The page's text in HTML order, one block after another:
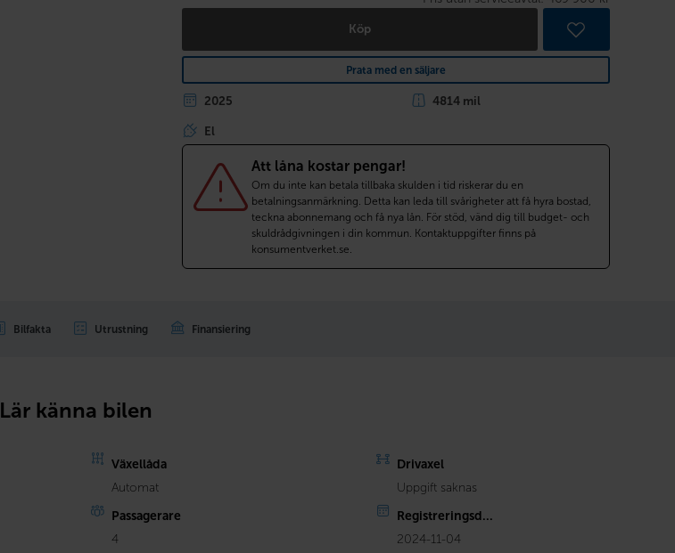
Köp
Prata med en säljare
2025
4814 mil
El
Att låna kostar pengar!
Om du inte kan betala tillbaka skulden i tid riskerar du en
betalningsanmärkning. Detta kan leda till svårigheter att få hyra bostad,
teckna abonnemang och få nya lån. För stöd, vänd dig till budget- och
skuldrådgivningen i din kommun. Kontaktuppgifter finns på
konsumentverket.se.
Bilfakta Utrustning Finansiering
Lär känna bilen
Växellåda
Automat
Drivaxel
Uppgift saknas
Passagerare
4
Registreringsd...
2024-11-04